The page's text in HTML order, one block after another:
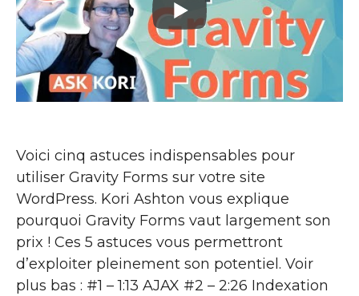
Voici cinq astuces indispensables pour
utiliser Gravity Forms sur votre site
WordPress. Kori Ashton vous explique
pourquoi Gravity Forms vaut largement son
prix ! Ces 5 astuces vous permettront
d’exploiter pleinement son potentiel. Voir
plus bas : #1 – 1:13 AJAX #2 – 2:26 Indexation